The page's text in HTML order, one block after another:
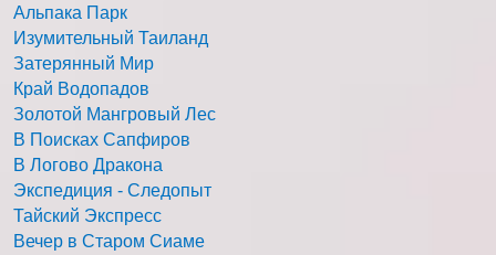
Альпака Парк
Изумительный Таиланд
Затерянный Мир
Край Водопадов
Золотой Мангровый Лес
В Поисках Сапфиров
В Логово Дракона
Экспедиция - Следопыт
Тайский Экспресс
Вечер в Старом Сиаме